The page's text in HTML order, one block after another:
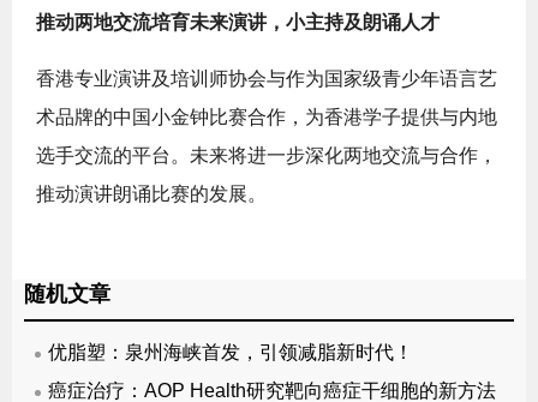
推动两地交流培育未来演讲，小主持及朗诵人才
香港专业演讲及培训师协会与作为国家级青少年语言艺
术品牌的中国小金钟比赛合作，为香港学子提供与内地
选手交流的平台。未来将进一步深化两地交流与合作，
推动演讲朗诵比赛的发展。
随机文章
优脂塑：泉州海峡首发，引领减脂新时代！
癌症治疗：AOP Health研究靶向癌症干细胞的新方法